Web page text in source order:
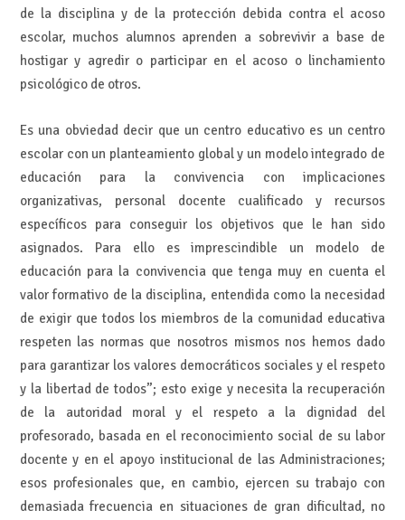
de la disciplina y de la protección debida contra el acoso
escolar, muchos alumnos aprenden a sobrevivir a base de
hostigar y agredir o participar en el acoso o linchamiento
psicológico de otros.
Es una obviedad decir que un centro educativo es un centro
escolar con un planteamiento global y un modelo integrado de
educación para la convivencia con implicaciones
organizativas, personal docente cualificado y recursos
específicos para conseguir los objetivos que le han sido
asignados. Para ello es imprescindible un modelo de
educación para la convivencia que tenga muy en cuenta el
valor formativo de la disciplina, entendida como la necesidad
de exigir que todos los miembros de la comunidad educativa
respeten las normas que nosotros mismos nos hemos dado
para garantizar los valores democráticos sociales y el respeto
y la libertad de todos”; esto exige y necesita la recuperación
de la autoridad moral y el respeto a la dignidad del
profesorado, basada en el reconocimiento social de su labor
docente y en el apoyo institucional de las Administraciones;
esos profesionales que, en cambio, ejercen su trabajo con
demasiada frecuencia en situaciones de gran dificultad, no